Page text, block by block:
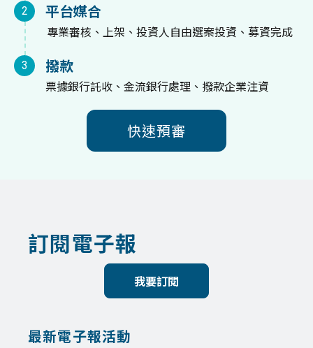
2 平台媒合
專業審核、上架、投資人自由選案投資、募資完成
3 撥款
票據銀行託收、金流銀行處理、撥款企業注資
快速預審
訂閱電子報
最新電子報活動